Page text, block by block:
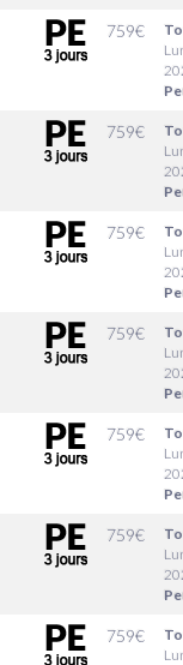
759€
759€
759€
759€
759€
759€
759€